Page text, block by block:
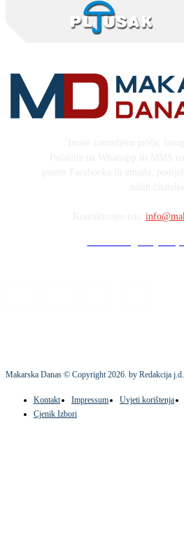
Makarska Danas © Copyright2026. by Redakcija
Kontakt Impressum Uvjeti korištenja
Cjenik Izbori